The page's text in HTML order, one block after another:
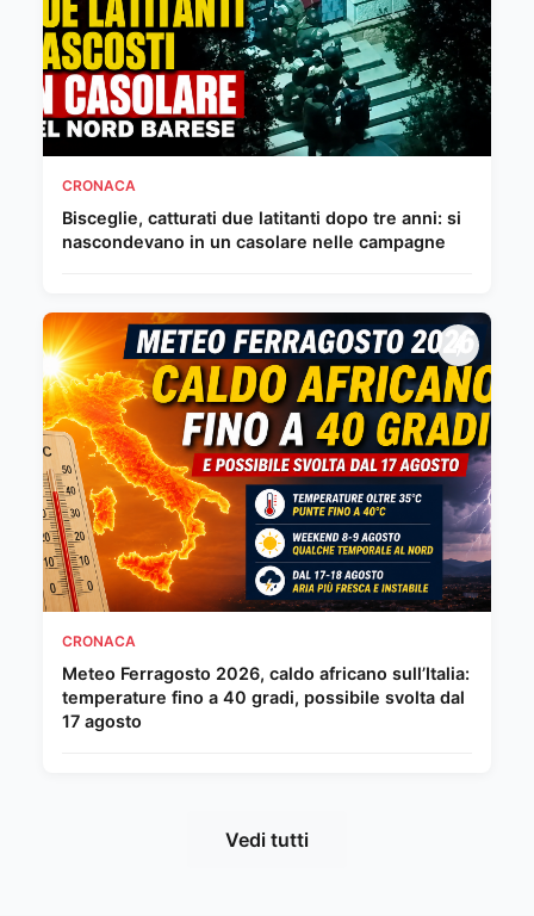
CRONACA
Bisceglie, catturati due latitanti dopo tre anni: si
nascondevano in un casolare nelle campagne
CRONACA
Meteo Ferragosto 2026, caldo africano sull’Italia:
temperature fino a 40 gradi, possibile svolta dal
17 agosto
Vedi tutti